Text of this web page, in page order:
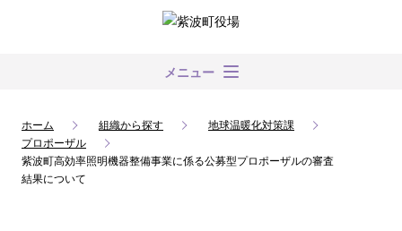
メニュー
ホーム 組織から探す
地球温暖化対策課
プロポーザル
紫波町高効率照明機器整備事業に係る公募型プロポーザルの審査
結果について